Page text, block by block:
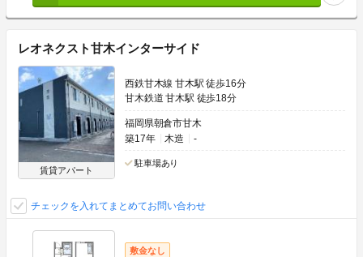
レオネクスト甘木インターサイド
賃貸アパート
西鉄甘木線 甘木駅 徒歩16分
甘木鉄道 甘木駅 徒歩18分
福岡県朝倉市甘木
築17年
木造 -
駐車場あり
チェックを入れてまとめてお問い合わせ
敷金なし